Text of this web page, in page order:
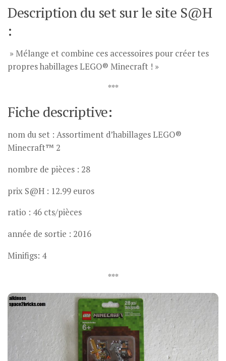
Description du set sur le site S@H
:
» Mélange et combine ces accessoires pour créer tes
propres habillages LEGO® Minecraft ! »
***
Fiche descriptive:
nom du set : Assortiment d’habillages LEGO®
Minecraft™ 2
nombre de pièces : 28
prix S@H : 12.99 euros
ratio : 46 cts/pièces
année de sortie : 2016
Minifigs: 4
***